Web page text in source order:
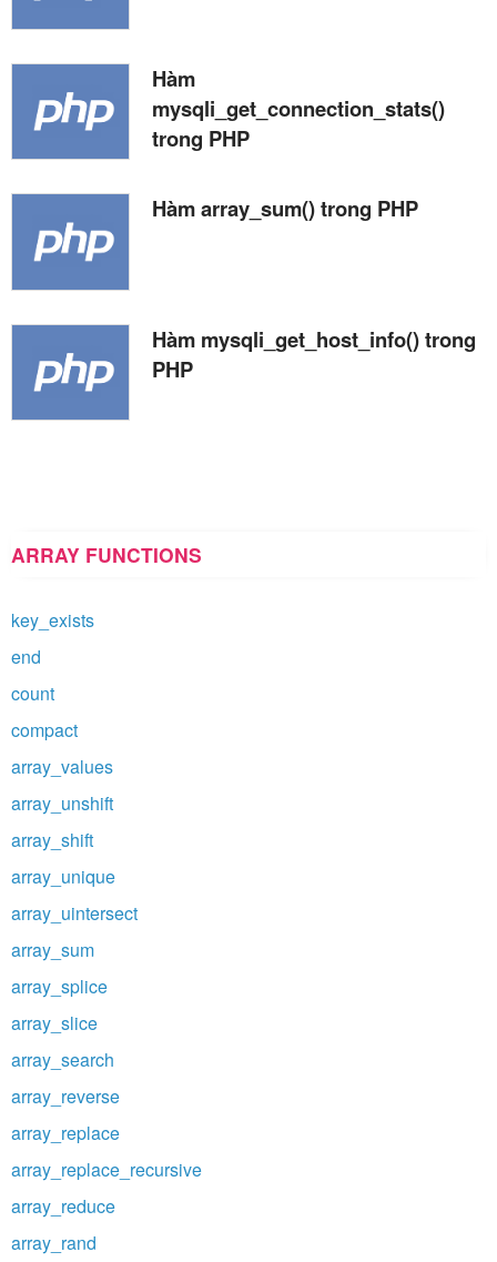
Hàm
mysqli_get_connection_stats()
trong PHP
Hàm array_sum() trong PHP
Hàm mysqli_get_host_info() trong
PHP
ARRAY FUNCTIONS
key_exists
end
count
compact
array_values
array_unshift
array_shift
array_unique
array_uintersect
array_sum
array_splice
array_slice
array_search
array_reverse
array_replace
array_replace_recursive
array_reduce
array_rand